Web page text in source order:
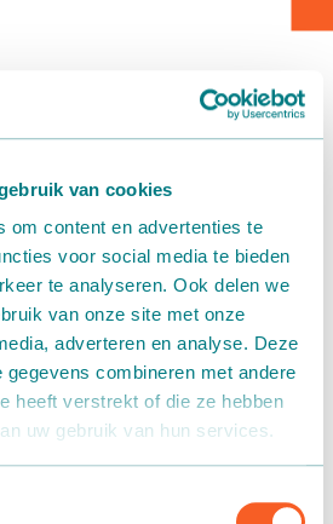
van cookies
om content en advertenties te
voor social media te bieden
te analyseren. Ook delen we
van onze site met onze
adverteren en analyse. Deze
gegevens combineren met andere
heeft verstrekt of die ze hebben
uw gebruik van hun services.